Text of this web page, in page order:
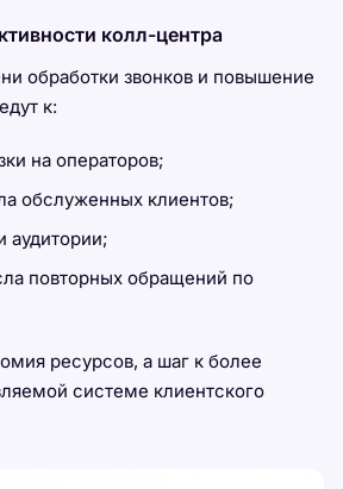
колл-центра
обработки звонков и повышение
к:
на операторов;
обслуженных клиентов;
аудитории;
повторных обращений по
ресурсов, а шаг к более
системе клиентского